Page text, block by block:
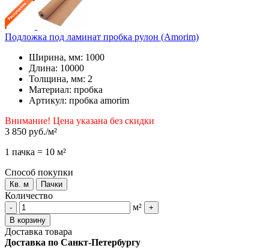
Подложка под ламинат пробка рулон (Amorim)
Ширина, мм: 1000
Длина: 10000
Толщина, мм: 2
Материал: пробка
Артикул: пробка amorim
Внимание! Цена указана без скидки
3 850 руб./м²
1 пачка = 10 м²
Способ покупки
Кв. м Пачки
Количество
- м²
+
В корзину
Доставка товара
Доставка по Санкт-Петербургу